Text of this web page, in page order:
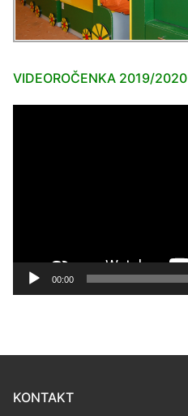
VIDEOROČENKA 2019/2020
00:00
KONTAKT